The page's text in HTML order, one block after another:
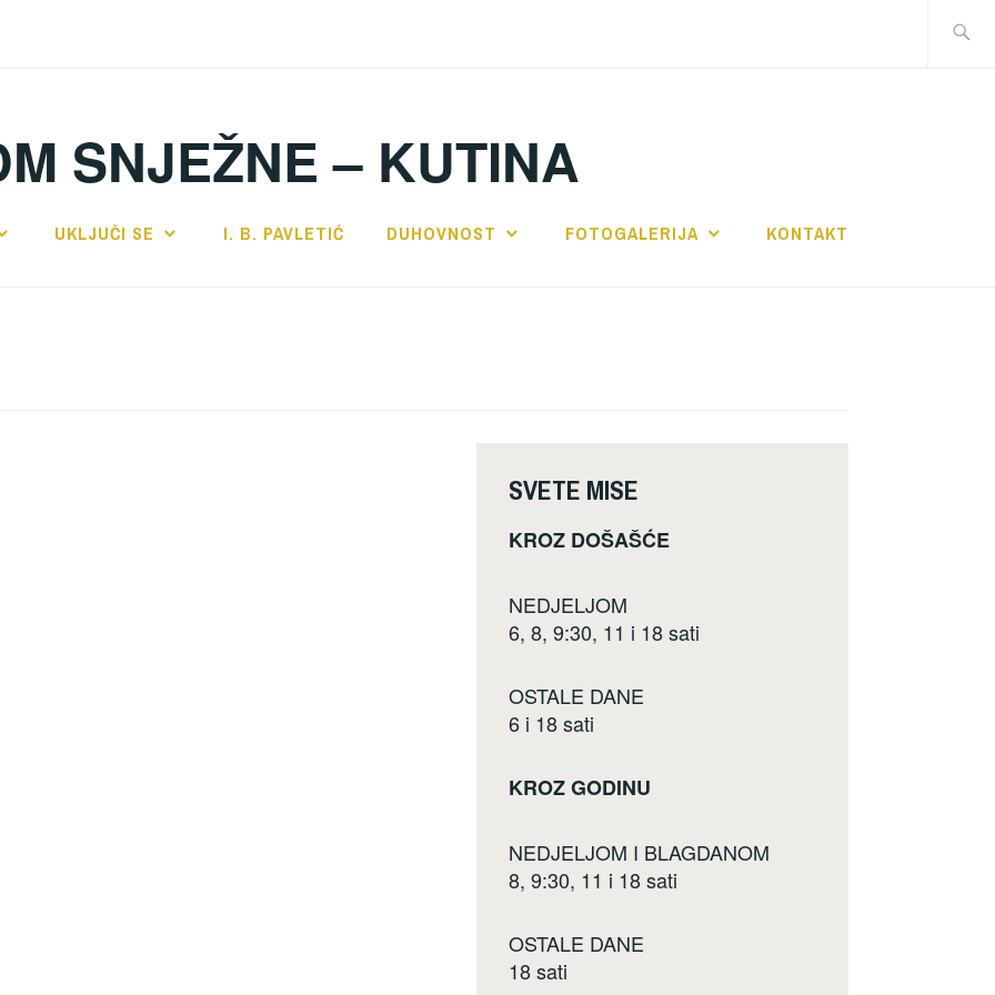
SNJEŽNE – KUTINA
UKLJUČI SE I. B. PAVLETIĆ DUHOVNOST FOTOGALERIJA KONTAKT
SVETE MISE
KROZ DOŠAŠĆE
NEDJELJOM
6, 8, 9:30, 11 i 18 sati
OSTALE DANE
6 i 18 sati
KROZ GODINU
NEDJELJOM I BLAGDANOM
8, 9:30, 11 i 18 sati
OSTALE DANE
18 sati